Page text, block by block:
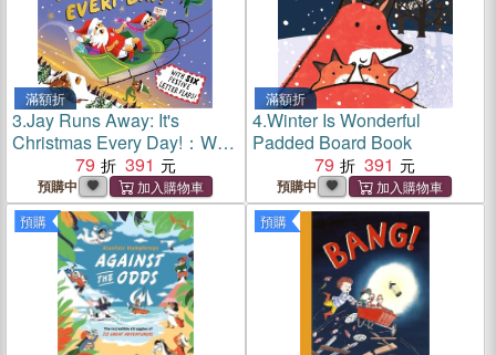
滿額折
3.Jay Runs Away: It's
Christmas Every Day!：With
6 festive fold-out letters
79 391
預購中
滿額折
4.Winter Is Wonderful
Padded Board Book
79
391
預購中
預購 預購